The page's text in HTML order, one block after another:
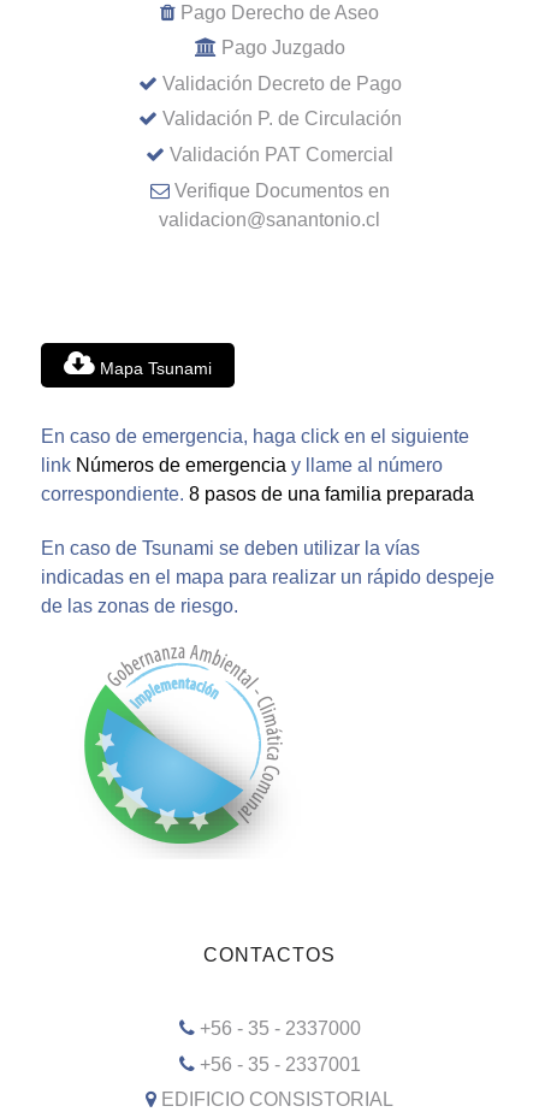
Pago Derecho de Aseo
Pago Juzgado
Validación Decreto de Pago
Validación P. de Circulación
Validación PAT Comercial
Verifique Documentos en
validacion@sanantonio.cl
Mapa Tsunami
En caso de emergencia, haga click en el siguiente
link Números de emergencia y llame al número
correspondiente. 8 pasos de una familia preparada
En caso de Tsunami se deben utilizar la vías
indicadas en el mapa para realizar un rápido despeje
de las zonas de riesgo.
CONTACTOS
+56 - 35 - 2337000
+56 - 35 - 2337001
EDIFICIO CONSISTORIAL